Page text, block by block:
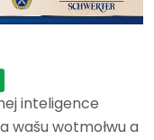
inteligence
wašu wotmołwu a